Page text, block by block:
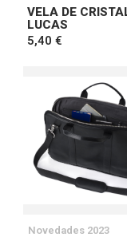
VELA DE
LUCAS
5,40 €
Novedades 2023